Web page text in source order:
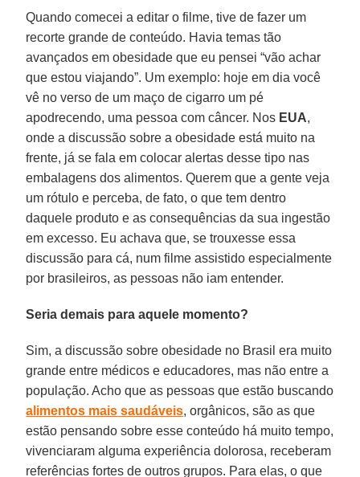
Quando comecei a editar o filme, tive de fazer um
recorte grande de conteúdo. Havia temas tão
avançados em obesidade que eu pensei “vão achar
que estou viajando”. Um exemplo: hoje em dia você
vê no verso de um maço de cigarro um pé
apodrecendo, uma pessoa com câncer. Nos EUA,
onde a discussão sobre a obesidade está muito na
frente, já se fala em colocar alertas desse tipo nas
embalagens dos alimentos. Querem que a gente veja
um rótulo e perceba, de fato, o que tem dentro
daquele produto e as consequências da sua ingestão
em excesso. Eu achava que, se trouxesse essa
discussão para cá, num filme assistido especialmente
por brasileiros, as pessoas não iam entender.
Seria demais para aquele momento?
Sim, a discussão sobre obesidade no Brasil era muito
grande entre médicos e educadores, mas não entre a
população. Acho que as pessoas que estão buscando
alimentos mais saudáveis, orgânicos, são as que
estão pensando sobre esse conteúdo há muito tempo,
vivenciaram alguma experiência dolorosa, receberam
referências fortes de outros grupos. Para elas, o que